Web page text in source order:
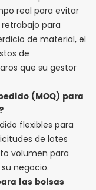
real para evitar
para
de material, el
de
que su gestor
(MOQ) para
flexibles para
de lotes
volumen para
negocio.
las bolsas